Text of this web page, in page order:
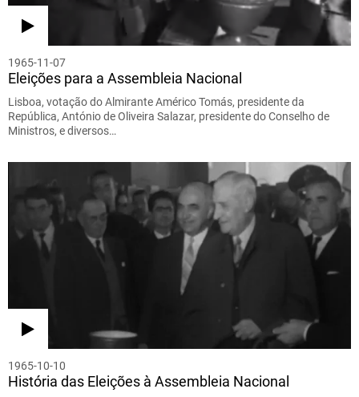
1965-11-07
Eleições para a Assembleia Nacional
Lisboa, votação do Almirante Américo Tomás, presidente da
República, António de Oliveira Salazar, presidente do Conselho de
Ministros, e diversos…
1965-10-10
História das Eleições à Assembleia Nacional